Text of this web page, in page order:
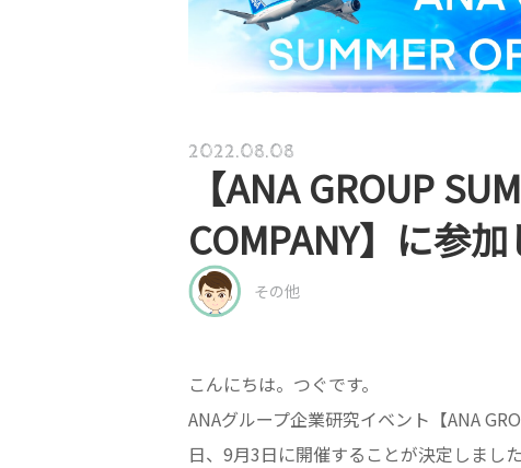
2022.08.08
【ANA GROUP
COMPANY】に参加
その他
こんにちは。つぐです。
ANAグループ企業研究イベント【ANA
日、9月3日に開催することが決定しました